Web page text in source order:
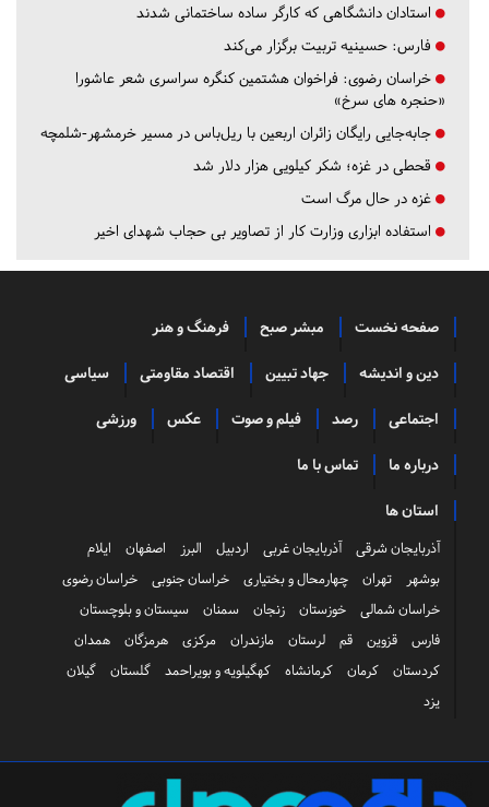
استادان دانشگاهی که کارگر ساده ساختمانی شدند
فارس: حسینیه تربیت برگزار می‌کند
خراسان رضوی: فراخوان هشتمین کنگره سراسری شعر عاشورا
«حنجره های سرخ»
جابه‌جایی رایگان زائران اربعین با ریل‌باس در مسیر خرمشهر-شلمچه
قحطی در غزه؛ شکر کیلویی هزار دلار شد
غزه در حال مرگ است
استفاده ابزاری وزارت کار از تصاویر بی حجاب شهدای اخیر
صفحه نخست مبشر صبح فرهنگ و هنر
دین و اندیشه جهاد تبیین اقتصاد مقاومتی سیاسی
اجتماعی رصد فیلم و صوت عکس ورزشی
درباره ما تماس با ما
استان ها
آذربایجان شرقی آذربایجان غربی اردبیل البرز اصفهان
ایلام
بوشهر
تهران چهارمحال و بختیاری خراسان جنوبی
خراسان رضوی
خراسان شمالی
خوزستان زنجان سمنان
سیستان و بلوچستان
فارس
قزوین قم لرستان مازندران مرکزی هرمزگان
همدان
کردستان
کرمان کرمانشاه کهگیلویه و بویراحمد گلستان
گیلان
یزد